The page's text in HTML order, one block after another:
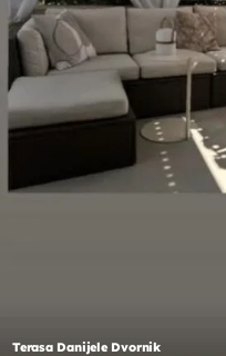
Terasa Danijele Dvornik